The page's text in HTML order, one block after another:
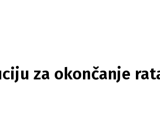
za okončanje